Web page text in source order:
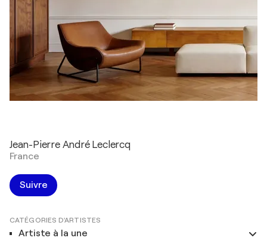
Jean-Pierre André Leclercq
France
Suivre
CATÉGORIES D'ARTISTES
Artiste à la une